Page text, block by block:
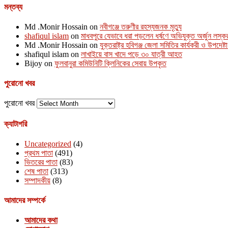
মন্তব্য
Md .Monir Hossain on নবীগঞ্জে তরুণীর রহস্যজনক মৃত্যু
shafiqul islam on মাধবপুরে যেভাবে ধরা পড়লেন ধর্ষণে অভিযুক্ত অর্জুন
Md .Monir Hossain on যুক্তরাষ্ট্র হবিগঞ্জ জেলা সমিতির কার্যকরী ও
shafiqul islam on লাখাইয়ে বাস খাদে পড়ে ৩০ যাত্রী আহত
Bijoy on ফুলবানুরা কমিউনিটি ক্লিনিকের সেবায় উপকৃত
পুরোনো খবর
পুরোনো খবর
ক্যাটাগরি
Uncategorized (4)
প্রথম পাতা (491)
ভিতরের পাতা (83)
শেষ পাতা (313)
সম্পাদকীয় (8)
আমাদের সম্পর্কে
আমাদের কথা